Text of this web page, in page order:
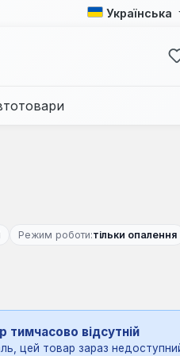
Українська
Режим роботи:тільки опалення
тимчасово відсутній
цей товар зараз